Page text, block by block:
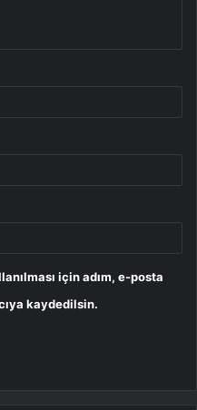
için adım, e-posta
kaydedilsin.